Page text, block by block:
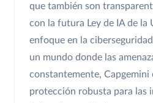
que también son
con la futura Ley de IA de la
enfoque en la
un mundo donde las
constantemente, Capgemini
protección robusta para las